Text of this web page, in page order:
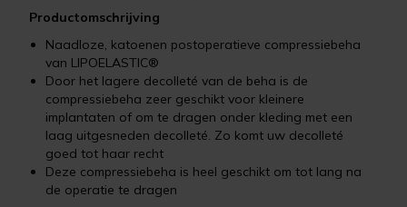
Productomschrijving
Naadloze, katoenen postoperatieve compressiebeha
van LIPOELASTIC®
Door het lagere decolleté van de beha is de
compressiebeha zeer geschikt voor kleinere
implantaten of om te dragen onder kleding met een
laag uitgesneden decolleté. Zo komt uw decolleté
goed tot haar recht
Deze compressiebeha is heel geschikt om tot lang na
de operatie te dragen